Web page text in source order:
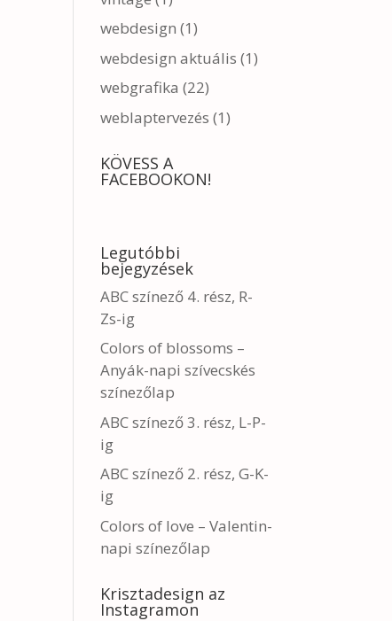
webdesign (1)
webdesign aktuális (1)
webgrafika (22)
weblaptervezés (1)
KÖVESS A
FACEBOOKON!
Legutóbbi
bejegyzések
ABC színező 4. rész, R-
Zs-ig
Colors of blossoms –
Anyák-napi szívecskés
színezőlap
ABC színező 3. rész, L-P-
ig
ABC színező 2. rész, G-K-
ig
Colors of love – Valentin-
napi színezőlap
Krisztadesign az
Instagramon